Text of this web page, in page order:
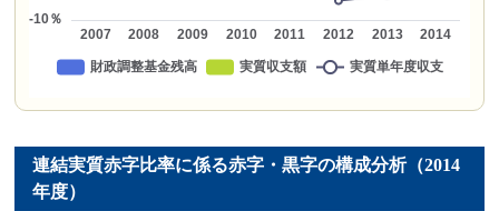
連結実質赤字比率に係る赤字・黒字の構成分析（2014
年度）